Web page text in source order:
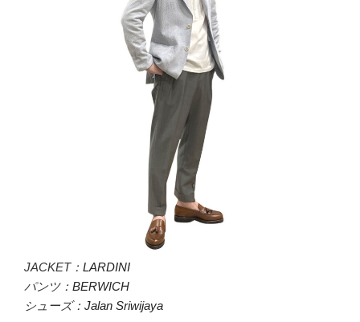
JACKET： LARDINI
パンツ： BERWICH
シューズ： Jalan Sriwijaya